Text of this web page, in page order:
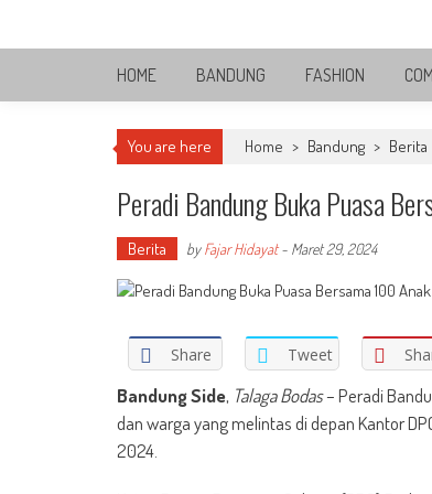
Bandung Side
Sisi Cantik Bandung
HOME BANDUNG FASHION
You are here Home > Bandung > Berita
Peradi Bandung Buka Puasa
Berita byFajar Hidayat- Maret 29, 2024
Share Tweet
Bandung Side, Talaga Bodas– Peradi
dan warga yang melintas di depan Kantor
2024.